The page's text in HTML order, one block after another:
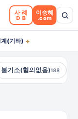
사례
DB
이승혜
.com
계(기타) +
불기소(혐의없음)188